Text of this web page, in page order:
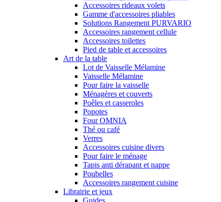
Accessoires rideaux volets
Gamme d'accessoires pliables
Solutions Rangement PURVARIO
Accessoires rangement cellule
Accessoires toilettes
Pied de table et accessoires
Art de la table
Lot de Vaisselle Mélamine
Vaisselle Mélamine
Pour faire la vaisselle
Ménagères et couverts
Poêles et casseroles
Popotes
Four OMNIA
Thé ou café
Verres
Accessoires cuisine divers
Pour faire le ménage
Tapis anti dérapant et nappe
Poubelles
Accessoires rangement cuisine
Librairie et jeux